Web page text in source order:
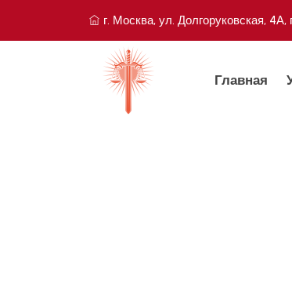
г. Москва, ул. Долгоруковская,
Главная